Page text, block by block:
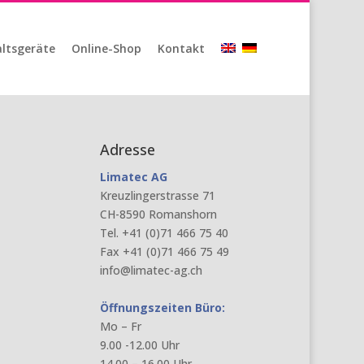
Online-Shop Kontakt
Adresse
Limatec AG
Kreuzlingerstrasse 71
CH-8590 Romanshorn
Tel. +41 (0)71 466 75 40
Fax +41 (0)71 466 75 49
info@limatec-ag.ch
Öffnungszeiten Büro:
Mo – Fr
9.00 -12.00 Uhr